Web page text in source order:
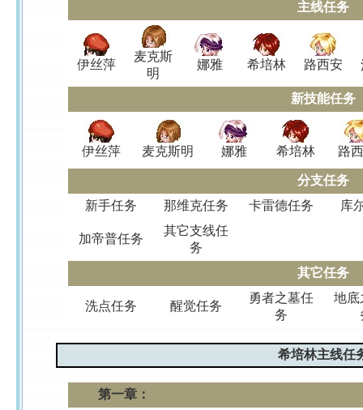
主线任务
伊丝萍
麦克斯
明
娜雅 希培林 路西安
新技能任务
伊丝萍 麦克斯明 娜雅 希培林 路
分支任务
新手任务
那维克任务 卡雷德任务 库
加帝普任务
其它支线任
务
其它任务
洗点任务 醒觉任务
勇者之墓任
务
地底
希培林主线任
第一章：